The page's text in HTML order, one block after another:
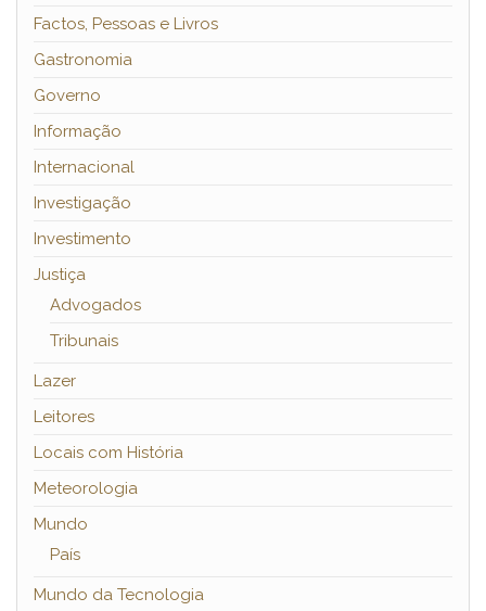
Factos, Pessoas e Livros
Gastronomia
Governo
Informação
Internacional
Investigação
Investimento
Justiça
Advogados
Tribunais
Lazer
Leitores
Locais com História
Meteorologia
Mundo
País
Mundo da Tecnologia